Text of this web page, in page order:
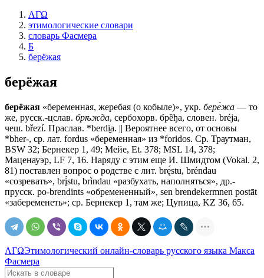
ΛΓΩ
этимологические словари
словарь Фасмера
Б
берёжая
берёжая
берёжая «беременная, жеребая (о кобыле)», укр. бере́жа — то
же, русск.-цслав. брѣжда, сербохорв. брȅђа, словен. bréja,
чеш. březí. Праслав. *berdi̯a. || Вероятнее всего, от основы
*bher-, ср. лат. fordus «беременная» из *foridos. Ср. Траутман,
BSW 32; Бернекер 1, 49; Мейе, Et. 378; MSL 14, 378;
Маценауэр, LF 7, 16. Наряду с этим еще И. Шмидтом (Vokal. 2,
81) поставлен вопрос о родстве с лит. brę́stu, bréndau
«созревать», brį́stu, brìndau «разбухать, наполняться», др.-
прусск. po-brendints «обремененный», sen brendekermnen postāt
«забеременеть»; ср. Бернекер 1, там же; Цупица, KZ 36, 65.
ΛΓΩЭтимологический онлайн-словарь русского языка Макса
Фасмера